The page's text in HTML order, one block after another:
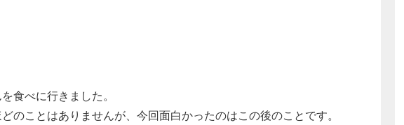
食べに行きました。
のことはありませんが、今回面白かったのはこの後のことです。